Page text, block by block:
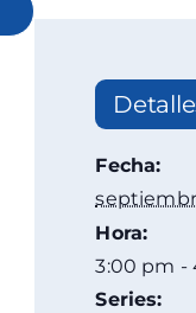
Fecha:
Hora:
3:00 pm -
Series: